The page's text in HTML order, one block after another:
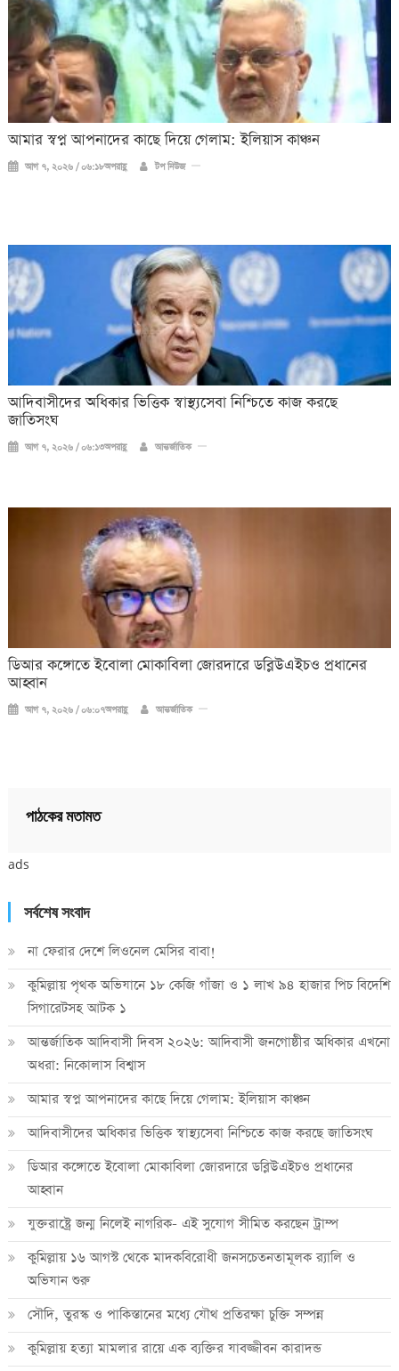
আমার স্বপ্ন আপনাদের কাছে দিয়ে গেলাম: ইলিয়াস কাঞ্চন
আগ ৭, ২০২৬ / ০৬:১৮অপরাহ্ণ টপ নিউজ
আদিবাসীদের অধিকার ভিত্তিক স্বাস্থ্যসেবা নিশ্চিতে কাজ করছে
জাতিসংঘ
আগ ৭, ২০২৬ / ০৬:১৩অপরাহ্ণ আন্তর্জাতিক
ডিআর কঙ্গোতে ইবোলা মোকাবিলা জোরদারে ডব্লিউএইচও প্রধানের
আহ্বান
আগ ৭, ২০২৬ / ০৬:০৭অপরাহ্ণ আন্তর্জাতিক
পাঠকের মতামত
ads
সর্বশেষ সংবাদ
না ফেরার দেশে লিওনেল মেসির বাবা!
কুমিল্লায় পৃথক অভিযানে ১৮ কেজি গাঁজা ও ১ লাখ ৯৪ হাজার পিচ বিদেশি
সিগারেটসহ আটক ১
আন্তর্জাতিক আদিবাসী দিবস ২০২৬: আদিবাসী জনগোষ্ঠীর অধিকার এখনো
অধরা: নিকোলাস বিশ্বাস
আমার স্বপ্ন আপনাদের কাছে দিয়ে গেলাম: ইলিয়াস কাঞ্চন
আদিবাসীদের অধিকার ভিত্তিক স্বাস্থ্যসেবা নিশ্চিতে কাজ করছে জাতিসংঘ
ডিআর কঙ্গোতে ইবোলা মোকাবিলা জোরদারে ডব্লিউএইচও প্রধানের
আহ্বান
যুক্তরাষ্ট্রে জন্ম নিলেই নাগরিক- এই সুযোগ সীমিত করছেন ট্রাম্প
কুমিল্লায় ১৬ আগস্ট থেকে মাদকবিরোধী জনসচেতনতামূলক র‍্যালি ও
অভিযান শুরু
সৌদি, তুরস্ক ও পাকিস্তানের মধ্যে যৌথ প্রতিরক্ষা চুক্তি সম্পন্ন
কুমিল্লায় হত্যা মামলার রায়ে এক ব্যক্তির যাবজ্জীবন কারাদন্ড